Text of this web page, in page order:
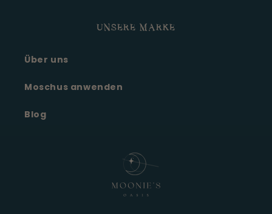
UNSERE MARKE
Über uns
Moschus anwenden
Blog